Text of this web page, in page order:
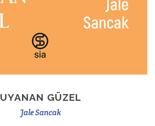
UYANAN GÜZEL
Jale Sancak